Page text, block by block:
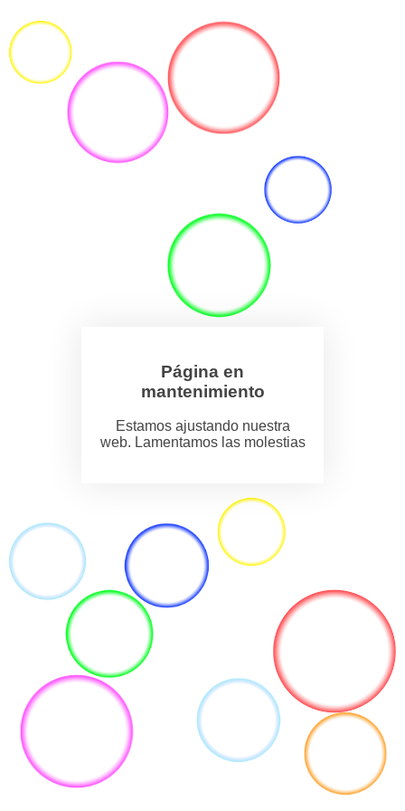
Página en
mantenimiento
Estamos ajustando nuestra
web. Lamentamos las molestias